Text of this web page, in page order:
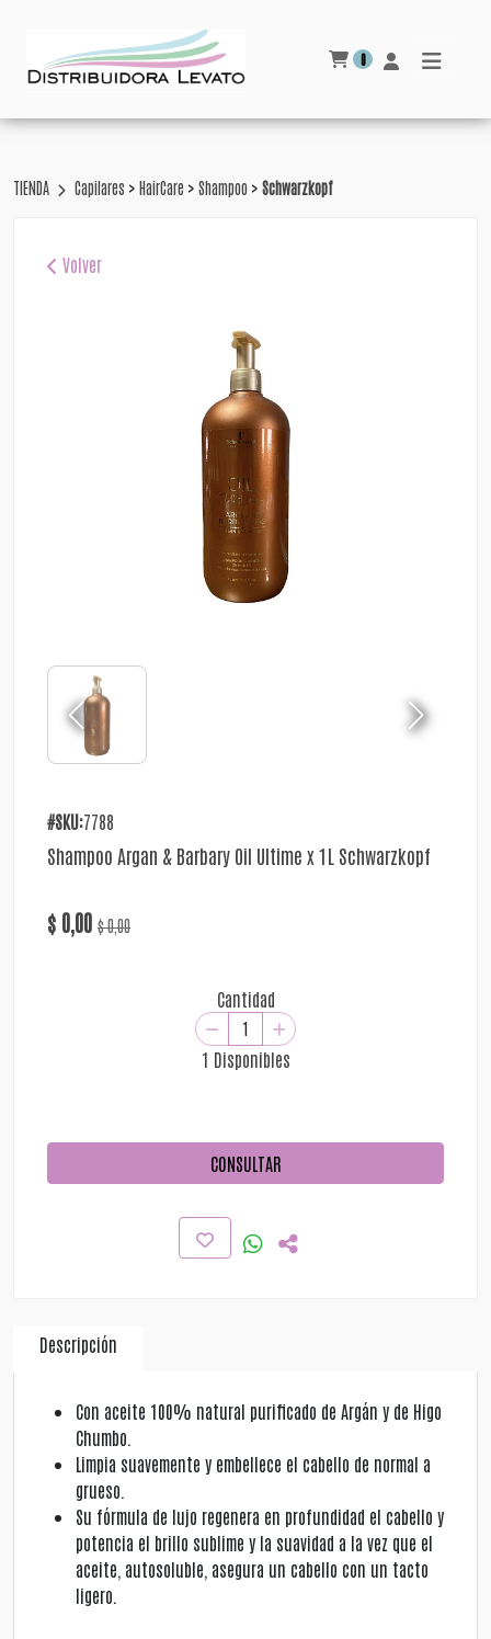
0
TIENDA Capilares > HairCare > Shampoo > Schwarzkopf
Volver
#SKU:7788
Shampoo Argan & Barbary Oil Ultime x 1L Schwarzkopf
$ 0,00 $ 0,00
Cantidad
1 Disponibles
CONSULTAR
Descripción
Con aceite 100% natural purificado de Argán y de Higo
Chumbo.
Limpia suavemente y embellece el cabello de normal a
grueso.
Su fórmula de lujo regenera en profundidad el cabello y
potencia el brillo sublime y la suavidad a la vez que el
aceite, autosoluble, asegura un cabello con un tacto
ligero.